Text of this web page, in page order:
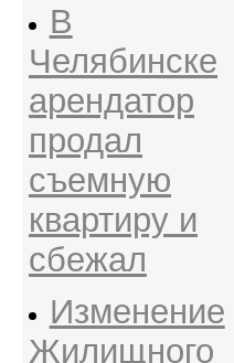
В
Челябинске
арендатор
продал
съемную
квартиру и
сбежал
Изменение
Жилищного